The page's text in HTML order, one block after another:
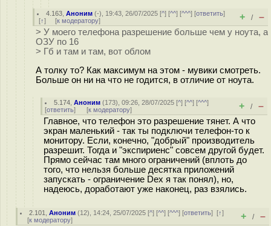
4.163 ,Аноним (-), 19:43, 26/07/2025 [^] [^^] [^^^] [ответить]
[↑] [к модератору] + / –
> У моего телефона разрешение больше чем у ноута, а
ОЗУ по 16
> Гб и там и там, вот облом
А толку то? Как максимум на этом - мувики смотреть.
Больше он ни на что не годится, в отличие от ноута.
5.174 ,Аноним (173), 09:26, 28/07/2025 [^] [^^] [^^^]
[ответить] [к модератору] + / –
Главное, что телефон это разрешение тянет. А что
экран маленький - так ты подключи телефон-то к
монитору. Если, конечно, "добрый" производитель
разрешит. Тогда и "экспириенс" совсем другой будет.
Прямо сейчас там много ограничений (вплоть до
того, что нельзя больше десятка приложений
запускать - ограничение Dex я так понял), но,
надеюсь, доработают уже наконец, раз взялись.
2.101 ,Аноним (12), 14:24, 25/07/2025 [^] [^^] [^^^] [ответить][↑]
[к модератору] + / –